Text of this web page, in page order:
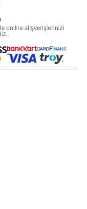
online alışverişlerinizi